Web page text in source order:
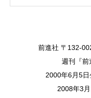
前進社 〒132-
週刊『前
2000年6月5
2008年3